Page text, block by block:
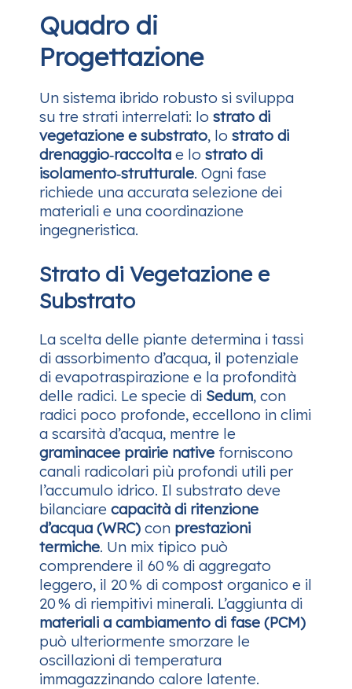
Quadro di
Progettazione
Un sistema ibrido robusto si sviluppa
su tre strati interrelati: lo strato di
vegetazione e substrato, lo strato di
drenaggio‑raccolta e lo strato di
isolamento‑strutturale. Ogni fase
richiede una accurata selezione dei
materiali e una coordinazione
ingegneristica.
Strato di Vegetazione e
Substrato
La scelta delle piante determina i tassi
di assorbimento d’acqua, il potenziale
di evapotraspirazione e la profondità
delle radici. Le specie di Sedum, con
radici poco profonde, eccellono in climi
a scarsità d’acqua, mentre le
graminacee prairie native forniscono
canali radicolari più profondi utili per
l’accumulo idrico. Il substrato deve
bilanciare capacità di ritenzione
d’acqua (WRC) con prestazioni
termiche. Un mix tipico può
comprendere il 60 % di aggregato
leggero, il 20 % di compost organico e il
20 % di riempitivi minerali. L’aggiunta di
materiali a cambiamento di fase (PCM)
può ulteriormente smorzare le
oscillazioni di temperatura
immagazzinando calore latente.